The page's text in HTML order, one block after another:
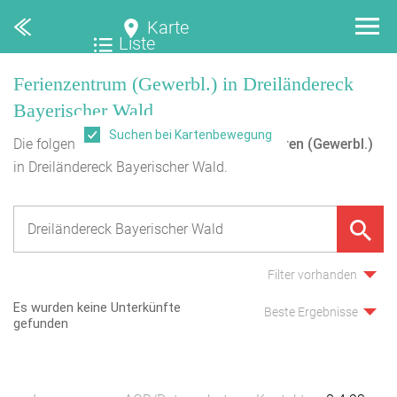
Karte
Liste
Ferienzentrum (Gewerbl.) in Dreiländereck
Bayerischer Wald
Die folgende Übersicht enthält0Ferienzentren (Gewerbl.)
in Dreiländereck Bayerischer Wald.
Filter vorhanden
Es wurden keine Unterkünfte
gefunden
Beste Ergebnisse
Suchen bei Kartenbewegung